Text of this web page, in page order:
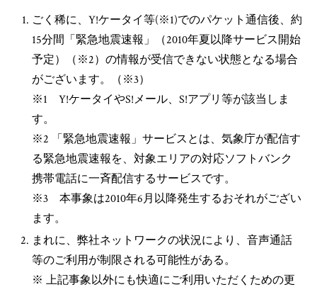
ごく稀に、Y!ケータイ等(※1)でのパケット通信後、約
15分間「緊急地震速報」（2010年夏以降サービス開始
予定）（※2）の情報が受信できない状態となる場合
がございます。（※3）
※1 Y!ケータイやS!メール、S!アプリ等が該当しま
す。
※2 「緊急地震速報」サービスとは、気象庁が配信す
る緊急地震速報を、対象エリアの対応ソフトバンク
携帯電話に一斉配信するサービスです。
※3 本事象は2010年6月以降発生するおそれがござい
ます。
まれに、弊社ネットワークの状況により、音声通話
等のご利用が制限される可能性がある。
※ 上記事象以外にも快適にご利用いただくための更